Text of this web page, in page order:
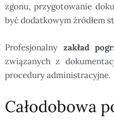
zgonu, przygotowanie
być dodatkowym źródłem
Profesjonalny zakład
związanych z
procedury administracyjne.
Całodobowa